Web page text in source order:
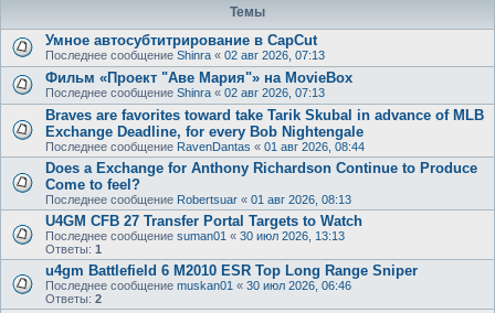
Темы
Умное автосубтитрирование в CapCut
Последнее сообщение Shinra « 02 авг 2026, 07:13
Фильм «Проект "Аве Мария"» на MovieBox
Последнее сообщение Shinra « 02 авг 2026, 07:13
Braves are favorites toward take Tarik Skubal in advance of MLB
Exchange Deadline, for every Bob Nightengale
Последнее сообщение RavenDantas « 01 авг 2026, 08:44
Does a Exchange for Anthony Richardson Continue to Produce
Come to feel?
Последнее сообщение Robertsuar « 01 авг 2026, 08:13
U4GM CFB 27 Transfer Portal Targets to Watch
Последнее сообщение suman01 « 30 июл 2026, 13:13
Ответы: 1
u4gm Battlefield 6 M2010 ESR Top Long Range Sniper
Последнее сообщение muskan01 « 30 июл 2026, 06:46
Ответы: 2